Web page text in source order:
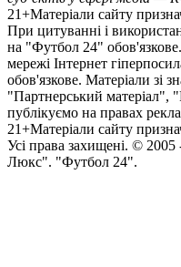
21+Матеріали сайту
При цитуванні і
на "Футбол 24"
мережі Інтернет
обов'язкове. Матеріали зі
"Партнерський
публікуємо на правах
21+Матеріали сайту
Усi права захищенi. © 2005
Люкс". "Футбол 24".